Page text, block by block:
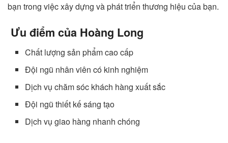
bạn trong việc xây dựng và phát triển thương hiệu của bạn.
Ưu điểm của Hoàng Long
Chất lượng sản phẩm cao cấp
Đội ngũ nhân viên có kinh nghiệm
Dịch vụ chăm sóc khách hàng xuất sắc
Đội ngũ thiết kế sáng tạo
Dịch vụ giao hàng nhanh chóng